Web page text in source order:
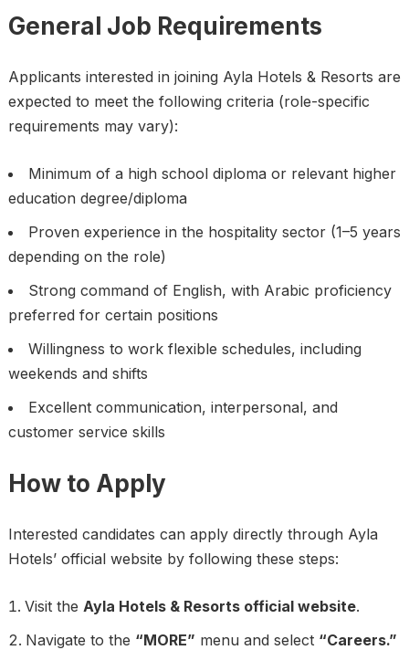
General Job Requirements
Applicants interested in joining Ayla Hotels & Resorts are
expected to meet the following criteria (role-specific
requirements may vary):
Minimum of a high school diploma or relevant higher
education degree/diploma
Proven experience in the hospitality sector (1–5 years
depending on the role)
Strong command of English, with Arabic proficiency
preferred for certain positions
Willingness to work flexible schedules, including
weekends and shifts
Excellent communication, interpersonal, and
customer service skills
How to Apply
Interested candidates can apply directly through Ayla
Hotels’ official website by following these steps:
Visit the Ayla Hotels & Resorts official website.
Navigate to the “MORE” menu and select “Careers.”